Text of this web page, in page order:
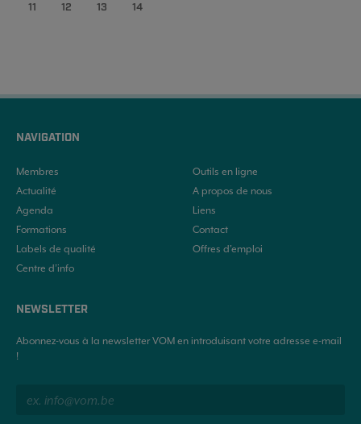
11
12 13 14
NAVIGATION
Membres
Actualité
Agenda
Formations
Labels de qualité
Centre d’info
Outils en ligne
A propos de nous
Liens
Contact
Offres d'emploi
NEWSLETTER
Abonnez-vous à la newsletter VOM en introduisant votre adresse e-mail
!